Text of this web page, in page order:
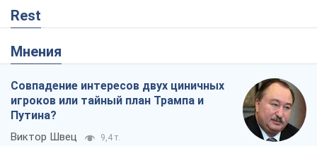
Rest
Мнения
Совпадение интересов двух циничных
игроков или тайный план Трампа и
Путина?
Виктор Швец 9,4 т.